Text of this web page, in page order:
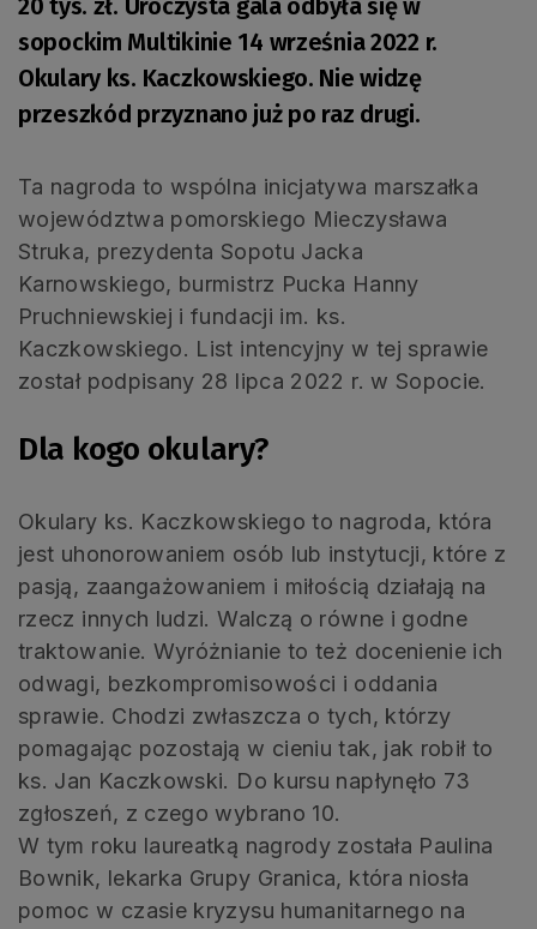
20 tys. zł. Uroczysta gala odbyła się w
sopockim Multikinie 14 września 2022 r.
Okulary ks. Kaczkowskiego. Nie widzę
przeszkód przyznano już po raz drugi.
Ta nagroda to wspólna inicjatywa marszałka
województwa pomorskiego Mieczysława
Struka, prezydenta Sopotu Jacka
Karnowskiego, burmistrz Pucka Hanny
Pruchniewskiej i fundacji im. ks.
Kaczkowskiego. List intencyjny w tej sprawie
został podpisany 28 lipca 2022 r. w Sopocie.
Dla kogo okulary?
Okulary ks. Kaczkowskiego to nagroda, która
jest uhonorowaniem osób lub instytucji, które z
pasją, zaangażowaniem i miłością działają na
rzecz innych ludzi. Walczą o równe i godne
traktowanie. Wyróżnianie to też docenienie ich
odwagi, bezkompromisowości i oddania
sprawie. Chodzi zwłaszcza o tych, którzy
pomagając pozostają w cieniu tak, jak robił to
ks. Jan Kaczkowski. Do kursu napłynęło 73
zgłoszeń, z czego wybrano 10.
W tym roku laureatką nagrody została Paulina
Bownik, lekarka Grupy Granica, która niosła
pomoc w czasie kryzysu humanitarnego na